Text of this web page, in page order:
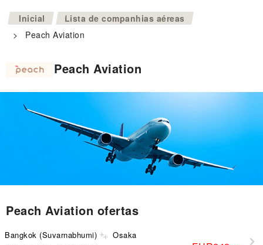
Inicial >
Lista de companhias aéreas
>
Peach Aviation
Peach Aviation
Peach Aviation ofertas
Bangkok (Suvarnabhumi) Osaka